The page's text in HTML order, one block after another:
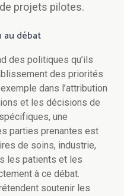
projets pilotes.
au débat
des politiques qu’ils
des priorités
dans l’attribution
et les décisions de
une
parties prenantes est
de soins, industrie,
les patients et les
à ce débat.
soutenir les